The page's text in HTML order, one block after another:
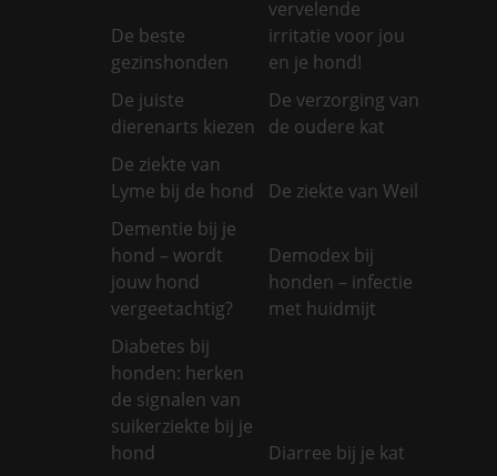
De beste
gezinshonden
vervelende
irritatie voor jou
en je hond!
De juiste
dierenarts kiezen
De verzorging van
de oudere kat
De ziekte van
Lyme bij de hond
De ziekte van Weil
Dementie bij je
hond – wordt
jouw hond
vergeetachtig?
Demodex bij
honden – infectie
met huidmijt
Diabetes bij
honden: herken
de signalen van
suikerziekte bij je
hond
Diarree bij je kat